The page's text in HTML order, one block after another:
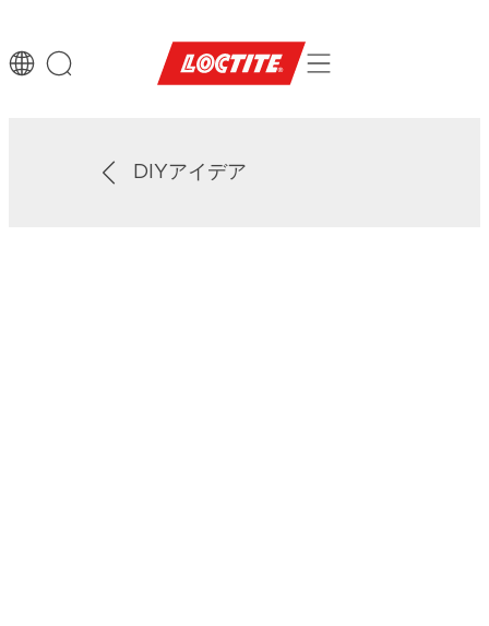
DIYアイデア